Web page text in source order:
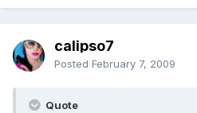
calipso7
Posted February 7, 2009
Quote